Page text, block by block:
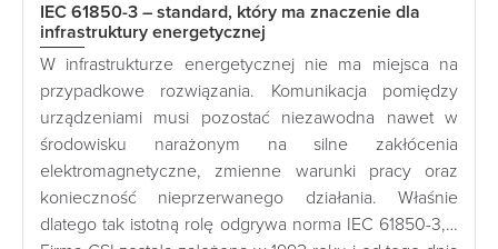
IEC 61850-3 – standard, który ma znaczenie dla
infrastruktury energetycznej
W infrastrukturze energetycznej nie ma miejsca na
przypadkowe rozwiązania. Komunikacja pomiędzy
urządzeniami musi pozostać niezawodna nawet w
środowisku narażonym na silne zakłócenia
elektromagnetyczne, zmienne warunki pracy oraz
konieczność nieprzerwanego działania. Właśnie
dlatego tak istotną rolę odgrywa norma IEC 61850-3,…